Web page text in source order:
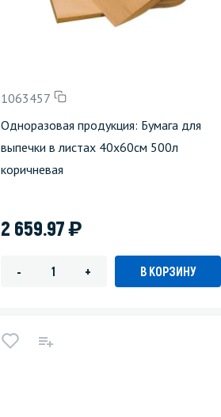
1063457
Одноразовая продукция: Бумага для
выпечки в листах 40х60см 500л
коричневая
2 659.97)
- + В КОРЗИНУ